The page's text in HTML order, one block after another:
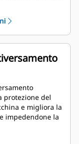
di
strappo standard.
di
Il
per le benne
raggiungere il
protezione del
e migliora la
impedendone la